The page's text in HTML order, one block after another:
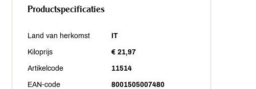
Productspecificaties
Land van herkomst IT
Kiloprijs € 21,97
Artikelcode 11514
EAN-code 8001505007480